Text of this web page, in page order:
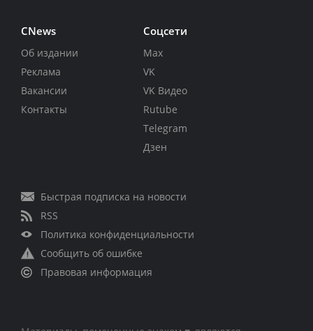
CNews
Об издании
Реклама
Вакансии
Контакты
Соцсети
Max
VK
VK Видео
Rutube
Telegram
Дзен
Быстрая подписка на новости
RSS
Политика конфиденциальности
Сообщить об ошибке
Правовая информация